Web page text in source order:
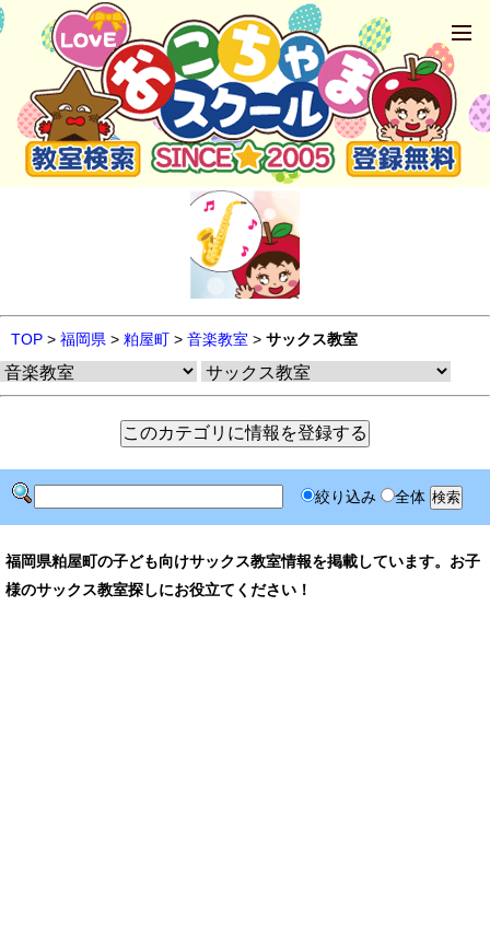
TOP > 福岡県 > 粕屋町 > 音楽教室 > サックス教室
絞り込み 全体
福岡県粕屋町の子ども向けサックス教室情報を掲載しています。お子
様のサックス教室探しにお役立てください！